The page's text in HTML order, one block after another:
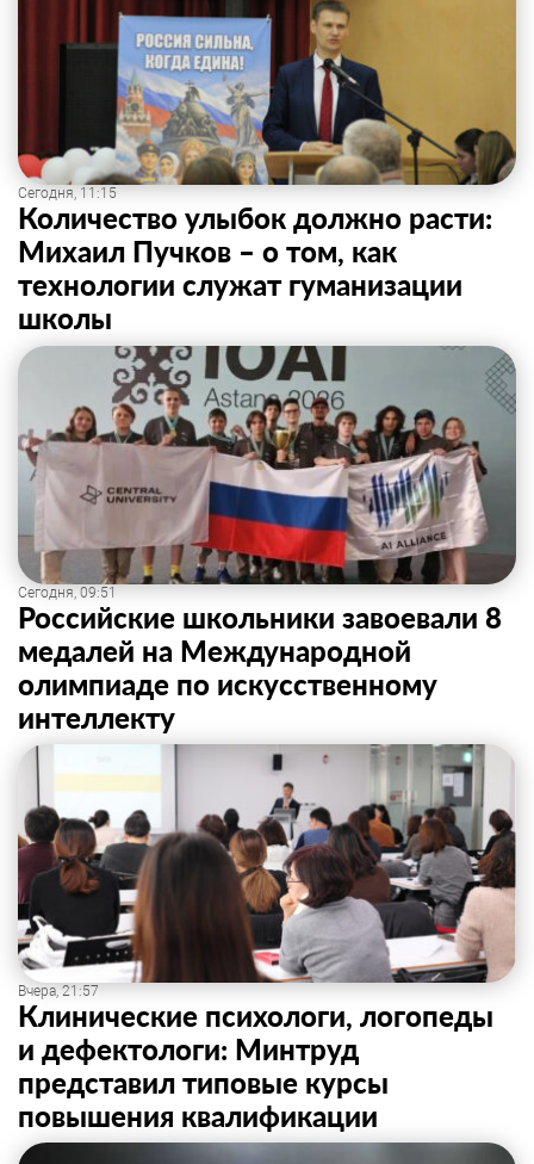
Сегодня, 11:15
Количество улыбок должно расти:
Михаил Пучков – о том, как
технологии служат гуманизации
школы
Сегодня, 09:51
Российские школьники завоевали 8
медалей на Международной
олимпиаде по искусственному
интеллекту
Вчера, 21:57
Клинические психологи, логопеды
и дефектологи: Минтруд
представил типовые курсы
повышения квалификации